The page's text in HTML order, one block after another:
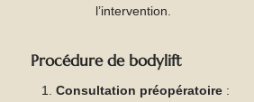
l’intervention.
Procédure de bodylift
Consultation préopératoire :